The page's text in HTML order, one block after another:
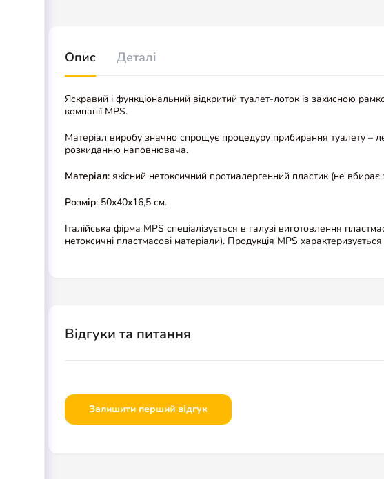
Опис Деталі
Яскравий і функціональний відкритий туалет-лоток із захисною
компанії MPS.
Матеріал виробу значно спрощує процедуру прибирання туалету –
розкиданню наповнювача.
Матеріал: якісний нетоксичний протиалергенний пластик (не вбирає
Розмір: 50х40х16,5 см.
Італійська фірма MPS спеціалізується в галузі виготовлення
нетоксичні пластмасові матеріали). Продукція MPS
Відгуки та питання
Залишити перший відгук